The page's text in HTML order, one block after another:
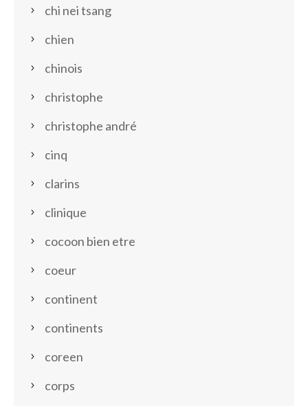
chi nei tsang
chien
chinois
christophe
christophe andré
cinq
clarins
clinique
cocoon bien etre
coeur
continent
continents
coreen
corps